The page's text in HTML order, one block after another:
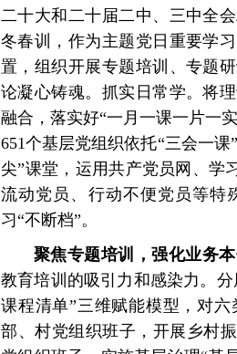
二十大和二十届二中、三中全
冬春训，作为主题党日重要学
置，组织开展专题培训、专题
论凝心铸魂。抓实日常学。将
融合，落实好“一月一课一片一
651个基层党组织依托“三会一
尖”课堂，运用共产党员网、学
流动党员、行动不便党员等特
习“不断档”。
聚焦专题培训，强化业务
教育培训的吸引力和感染力。
课程清单”三维赋能模型，对
部、村党组织班子，开展乡村